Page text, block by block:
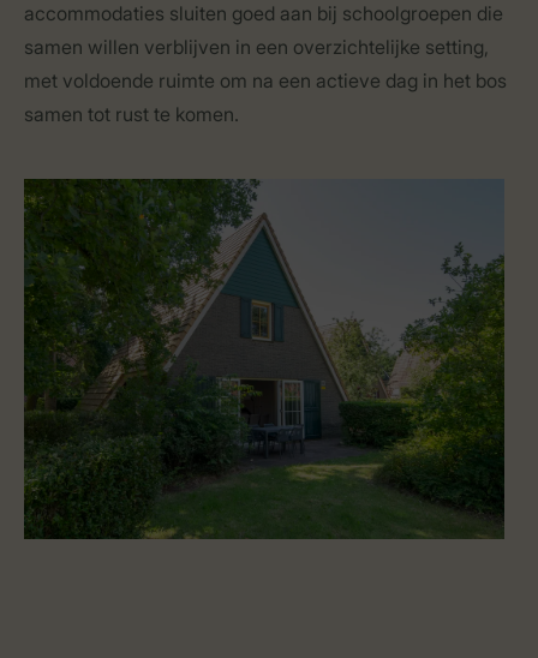
accommodaties sluiten goed aan bij schoolgroepen die
samen willen verblijven in een overzichtelijke setting,
met voldoende ruimte om na een actieve dag in het bos
samen tot rust te komen.